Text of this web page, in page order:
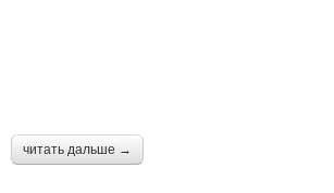
читать дальше →